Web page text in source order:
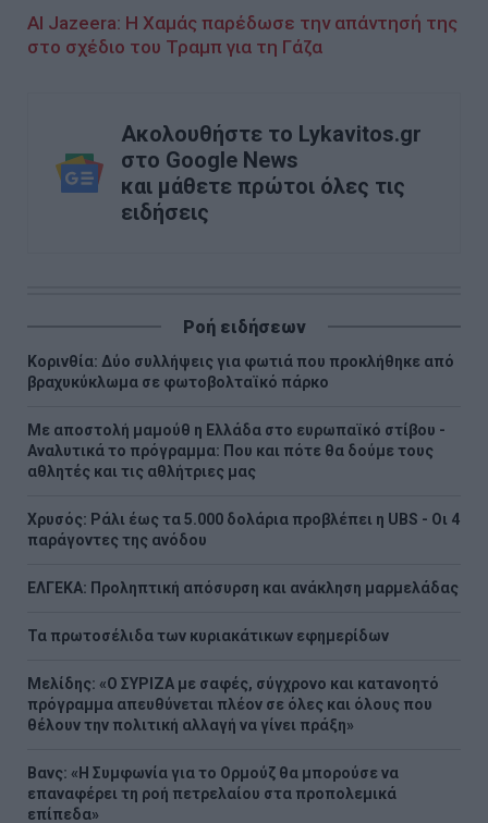
Al Jazeera: Η Χαμάς παρέδωσε την απάντησή της
στο σχέδιο του Τραμπ για τη Γάζα
Ακολουθήστε το Lykavitos.gr
στο Google News
και μάθετε πρώτοι όλες τις
ειδήσεις
Ροή ειδήσεων
Κορινθία: Δύο συλλήψεις για φωτιά που προκλήθηκε από
βραχυκύκλωμα σε φωτοβολταϊκό πάρκο
Με αποστολή μαμούθ η Ελλάδα στο ευρωπαϊκό στίβου -
Αναλυτικά το πρόγραμμα: Που και πότε θα δούμε τους
αθλητές και τις αθλήτριες μας
Χρυσός: Ράλι έως τα 5.000 δολάρια προβλέπει η UBS - Οι 4
παράγοντες της ανόδου
ΕΛΓΕΚΑ: Προληπτική απόσυρση και ανάκληση μαρμελάδας
Τα πρωτοσέλιδα των κυριακάτικων εφημερίδων
Μελίδης: «Ο ΣΥΡΙΖΑ με σαφές, σύγχρονο και κατανοητό
πρόγραμμα απευθύνεται πλέον σε όλες και όλους που
θέλουν την πολιτική αλλαγή να γίνει πράξη»
Βανς: «Η Συμφωνία για το Ορμούζ θα μπορούσε να
επαναφέρει τη ροή πετρελαίου στα προπολεμικά
επίπεδα»